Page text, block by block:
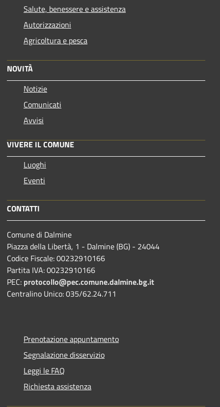
Salute, benessere e assistenza
Autorizzazioni
Agricoltura e pesca
NOVITÀ
Notizie
Comunicati
Avvisi
VIVERE IL COMUNE
Luoghi
Eventi
CONTATTI
Comune di Dalmine
Piazza della Libertà, 1 - Dalmine (BG) - 24044
Codice Fiscale: 00232910166
Partita IVA: 00232910166
PEC: protocollo@pec.comune.dalmine.bg.it
Centralino Unico: 035/62.24.711
Prenotazione appuntamento
Segnalazione disservizio
Leggi le FAQ
Richiesta assistenza